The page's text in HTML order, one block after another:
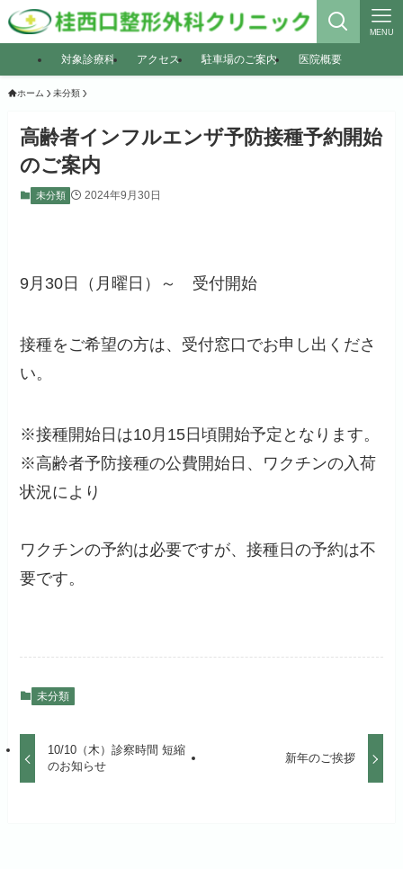
MENU
対象診療科 アクセス 駐車場のご案内 医院概要
ホーム 未分類
高齢者インフルエンザ予防接種予約開始
のご案内
未分類 2024年9月30日
9月30日（月曜日）～ 受付開始
接種をご希望の方は、受付窓口でお申し出くださ
い。
※接種開始日は10月15日頃開始予定となります。
※高齢者予防接種の公費開始日、ワクチンの入荷
状況により
ワクチンの予約は必要ですが、接種日の予約は不
要です。
未分類
10/10（木）診察時間 短縮
のお知らせ
新年のご挨拶